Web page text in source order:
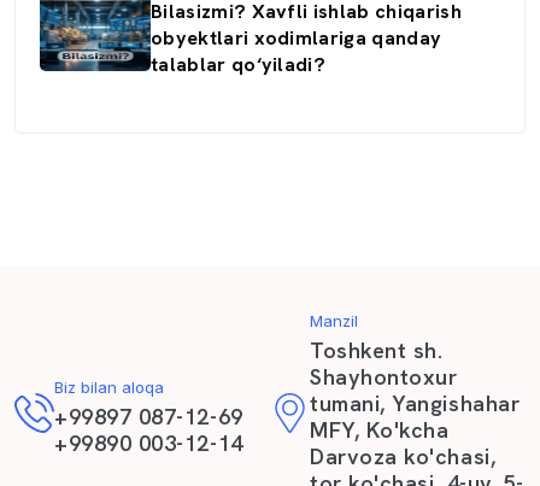
Bilasizmi? Xavfli ishlab chiqarish
obyektlari xodimlariga qanday
talablar qo‘yiladi?
Biz bilan aloqa
+99897 087-12-69
+99890 003-12-14
Manzil
Toshkent sh.
Shayhontoxur
tumani, Yangishahar
MFY, Ko'kcha
Darvoza ko'chasi,